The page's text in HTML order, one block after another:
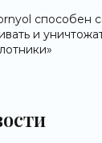
способен
и